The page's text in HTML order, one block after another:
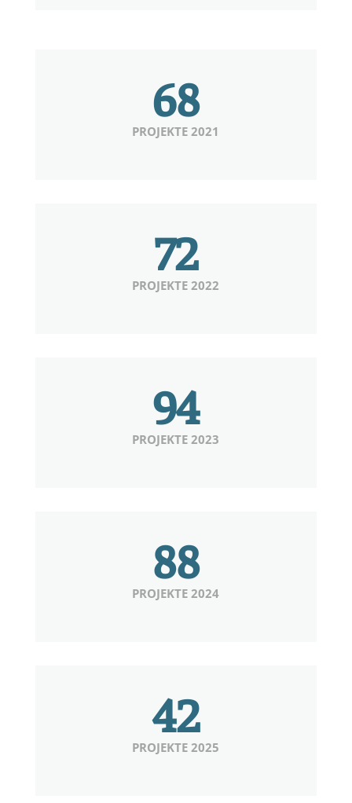
68
PROJEKTE 2021
72
PROJEKTE 2022
94
PROJEKTE 2023
88
PROJEKTE 2024
42
PROJEKTE 2025